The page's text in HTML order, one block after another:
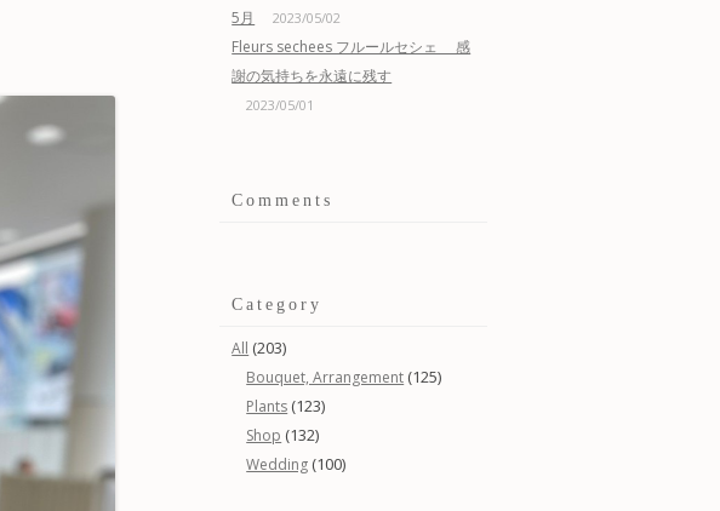
5月 2023/05/02
Fleurs sechees フルールセシェ 感
謝の気持ちを永遠に残す
2023/05/01
Comments
Category
All (203)
Bouquet, Arrangement (125)
Plants (123)
Shop (132)
Wedding (100)